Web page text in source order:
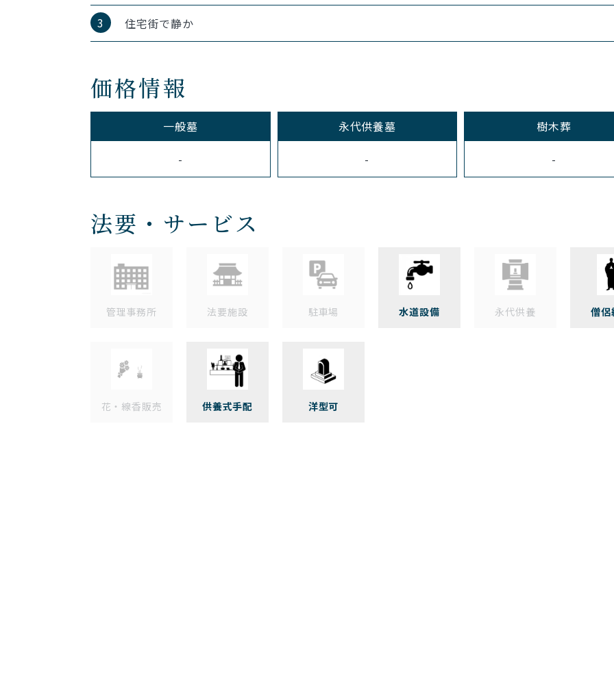
3 住宅街で静か
価格情報
一般墓
-
永代供養墓
-
樹木葬
-
法要・サービス
管理事務所 法要施設 駐車場 水道設備 永代供養 僧侶
花・線香販売 供養式手配 洋型可